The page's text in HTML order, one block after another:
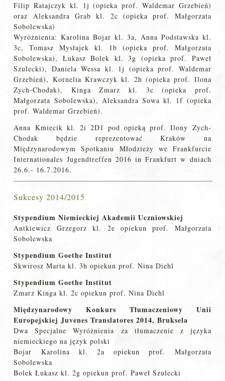
Filip Ratajczyk kl. 1j (opieka prof. Waldemar Grzebień)
oraz Aleksandra Grab kl. 2c (opieka prof. Małgorzata
Sobolewska)
Wyróżnienia: Karolina Bojar kl. 3a, Anna Podstawska kl.
3c, Tomasz Mysłajek kl. 1b (opieka prof. Małgorzata
Sobolewska), Łukasz Bolek kl. 3g (opieka prof. Paweł
Szulecki), Daniela Wessa kl. 1j (opieka prof. Waldemar
Grzebień), Kornelia Krawczyk kl. 2h (opieka prof. Ilona
Zych-Chodak), Kinga Zmarz kl. 3c (opieka prof.
Małgorzata Sobolewska), Aleksandra Sowa kl. 1f (opieka
prof. Waldemar Grzebień).
Anna Kmiecik kl. 2i 2D1 pod opieką prof. Ilony Zych-
Chodak będzie reprezentować Kraków na
Międzynarodowym Spotkaniu Młodzieży we Frankfurcie
Internationales Jugendtreffen 2016 in Frankfurt w dniach
26.6.- 16.7.2016.
Sukcesy 2014/2015
Stypendium Niemieckiej Akademii Uczniowskiej
Antkiewicz Grzegorz kl. 2e opiekun prof. Małgorzata
Sobolewska
Stypendium Goethe Institut
Skwirosz Marta kl. 3h opiekun prof. Nina Diehl
Stypendium Goethe Institut
Zmarz Kinga kl. 2c opiekun prof. Nina Diehl
Międzynarodowy Konkurs Tłumaczeniowy Unii
Europejskiej Juvenes Translatores 2014, Bruksela
Dwa Specjalne Wyróżnienia za tłumaczenie z języka
niemieckiego na język polski
Bojar Karolina kl. 2a opiekun prof. Małgorzata
Sobolewska
Bolek Łukasz kl. 2g opiekun prof. Paweł Szulecki